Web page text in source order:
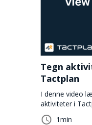
Tegn
Tactplan
I denne video
aktiviteter i
1min